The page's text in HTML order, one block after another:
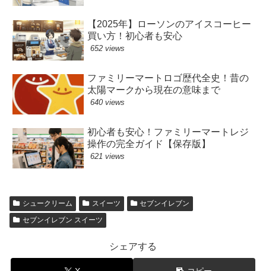
【2025年】ローソンのアイスコーヒー
買い方！初心者も安心
652 views
ファミリーマートロゴ歴代全史！昔の
太陽マークから現在の意味まで
640 views
初心者も安心！ファミリーマートレジ
操作の完全ガイド【保存版】
621 views
シュークリーム スイーツ
セブンイレブン
セブンイレブン スイーツ
シェアする